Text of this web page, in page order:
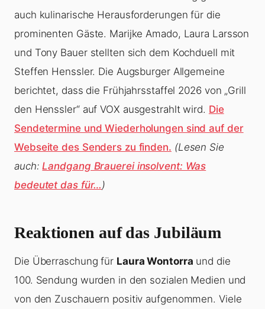
auch kulinarische Herausforderungen für die
prominenten Gäste. Marijke Amado, Laura Larsson
und Tony Bauer stellten sich dem Kochduell mit
Steffen Henssler. Die Augsburger Allgemeine
berichtet, dass die Frühjahrsstaffel 2026 von „Grill
den Henssler“ auf VOX ausgestrahlt wird. Die
Sendetermine und Wiederholungen sind auf der
Webseite des Senders zu finden. (Lesen Sie
auch:Landgang Brauerei insolvent: Was
bedeutet das für…)
Reaktionen auf das Jubiläum
Die Überraschung für Laura Wontorra und die
100. Sendung wurden in den sozialen Medien und
von den Zuschauern positiv aufgenommen. Viele